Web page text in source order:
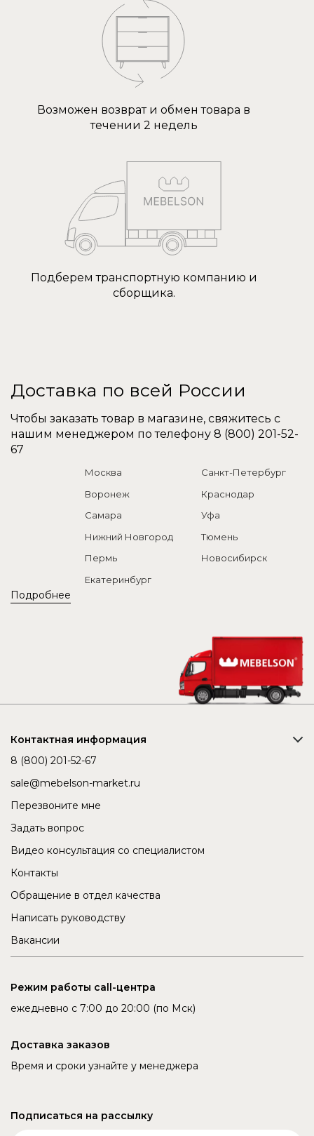
Возможен возврат и обмен товара в
течении 2 недель
Подберем транспортную компанию и
сборщика.
Доставка по всей России
Чтобы заказать товар в магазине, свяжитесь с
нашим менеджером по телефону 8 (800) 201-52-
67
Подробнее
Москва
Санкт-Петербург
Воронеж
Краснодар
Самара
Уфа
Нижний Новгород
Тюмень
Пермь
Новосибирск
Екатеринбург
Контактная информация
8 (800) 201-52-67
sale@mebelson-market.ru
Перезвоните мне
Задать вопрос
Видео консультация со специалистом
Контакты
Обращение в отдел качества
Написать руководству
Вакансии
Режим работы call-центра
ежедневно с 7:00 до 20:00 (по Мск)
Доставка заказов
Время и сроки узнайте у менеджера
Подписаться на рассылку